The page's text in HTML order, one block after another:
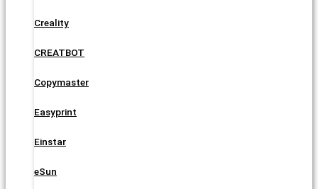
Creality
CREATBOT
Copymaster
Easyprint
Einstar
eSun